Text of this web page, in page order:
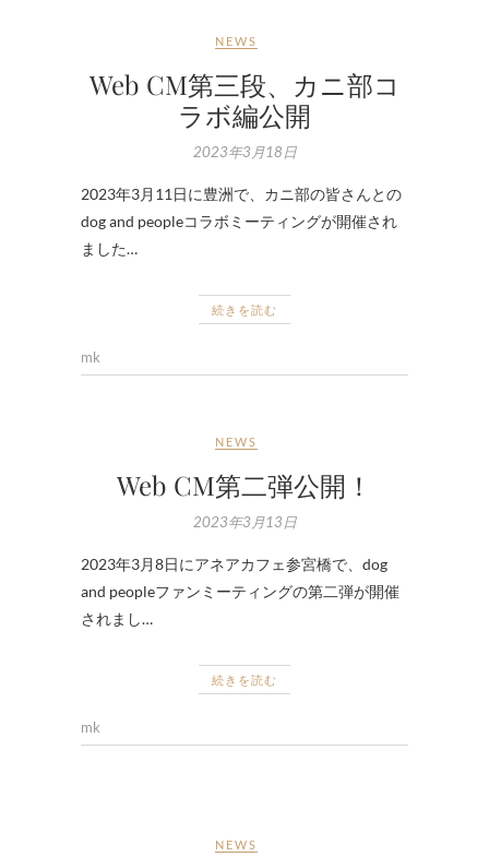
NEWS
Web CM第三段、カニ部コ
ラボ編公開
2023年3月18日
2023年3月11日に豊洲で、カニ部の皆さんとの
dog and peopleコラボミーティングが開催され
ました…
続きを読む
mk
NEWS
Web CM第二弾公開！
2023年3月13日
2023年3月8日にアネアカフェ参宮橋で、dog
and peopleファンミーティングの第二弾が開催
されまし…
続きを読む
mk
NEWS